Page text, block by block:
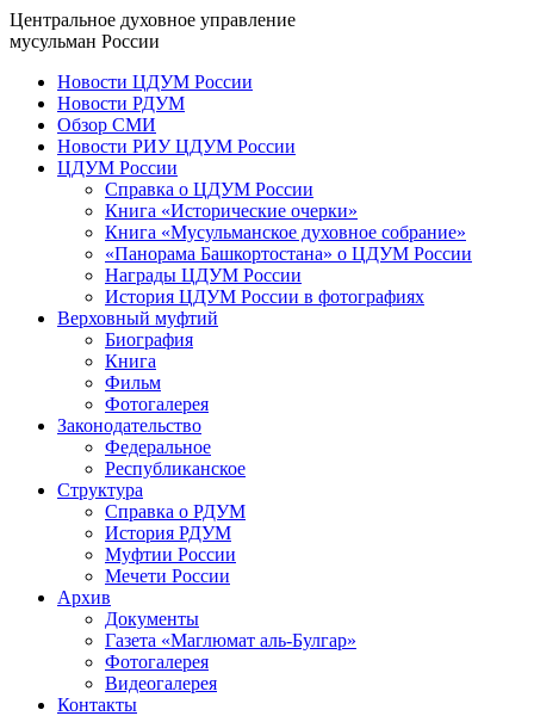
Центральное духовное управление
мусульман России
Новости ЦДУМ России
Новости РДУМ
Обзор СМИ
Новости РИУ ЦДУМ России
ЦДУМ России
Справка о ЦДУМ России
Книга «Исторические очерки»
Книга «Мусульманское духовное собрание»
«Панорама Башкортостана» о ЦДУМ России
Награды ЦДУМ России
История ЦДУМ России в фотографиях
Верховный муфтий
Биография
Книга
Фильм
Фотогалерея
Законодательство
Федеральное
Республиканское
Структура
Справка о РДУМ
История РДУМ
Муфтии России
Мечети России
Архив
Документы
Газета «Маглюмат аль-Булгар»
Фотогалерея
Видеогалерея
Контакты